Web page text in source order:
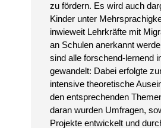
zu fördern. Es wird auch
Kinder unter
inwieweit Lehrkräfte mit
an Schulen anerkannt
sind alle forschend-lernend
gewandelt: Dabei erfolgte
intensive theoretische
den entsprechenden
daran wurden Umfragen,
Projekte entwickelt und